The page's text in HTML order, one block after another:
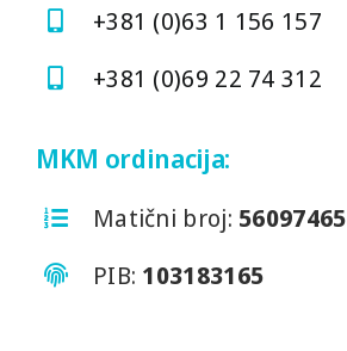
+381 (0)63 1 156 157
+381 (0)69 22 74 312
MKM ordinacija:
Matični broj: 56097465
PIB: 103183165